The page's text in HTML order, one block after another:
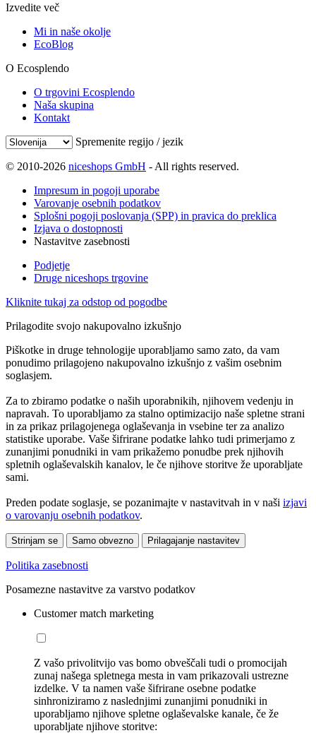
Izvedite več
Mi in naše okolje
EcoBlog
O Ecosplendo
O trgovini Ecosplendo
Naša skupina
Kontakt
Spremenite regijo / jezik
© 2010-2026 niceshops GmbH - All rights reserved.
Impresum in pogoji uporabe
Varovanje osebnih podatkov
Splošni pogoji poslovanja (SPP) in pravica do preklica
Izjava o dostopnosti
Nastavitve zasebnosti
Podjetje
Druge niceshops trgovine
Kliknite tukaj za odstop od pogodbe
Prilagodite svojo nakupovalno izkušnjo
Piškotke in druge tehnologije uporabljamo samo zato, da vam
ponudimo prilagojeno nakupovalno izkušnjo z vašim osebnim
soglasjem.
Za to zbiramo podatke o naših uporabnikih, njihovem vedenju in
napravah. To uporabljamo za stalno optimizacijo naše spletne strani
in za prikaz prilagojenega oglaševanja in vsebine ter za analizo
statistike uporabe. Vaše šifrirane podatke lahko tudi primerjamo z
zunanjimi ponudniki in vam prikažemo ponudbe prek njihovih
spletnih oglaševalskih kanalov, le če njihove storitve že uporabljate
sami.
Preden podate soglasje, se pozanimajte v nastavitvah in v naši izjavi
o varovanju osebnih podatkov.
Strinjam se Samo obvezno Prilagajanje nastavitev
Politika zasebnosti
Posamezne nastavitve za varstvo podatkov
Customer match marketing
Z vašo privolitvijo vas bomo obveščali tudi o promocijah
zunaj našega spletnega mesta in vam prikazovali ustrezne
izdelke. V ta namen vaše šifrirane osebne podatke
sinhroniziramo z naslednjimi zunanjimi ponudniki in
uporabljamo njihove spletne oglaševalske kanale, če že
uporabljate njihove storitve: